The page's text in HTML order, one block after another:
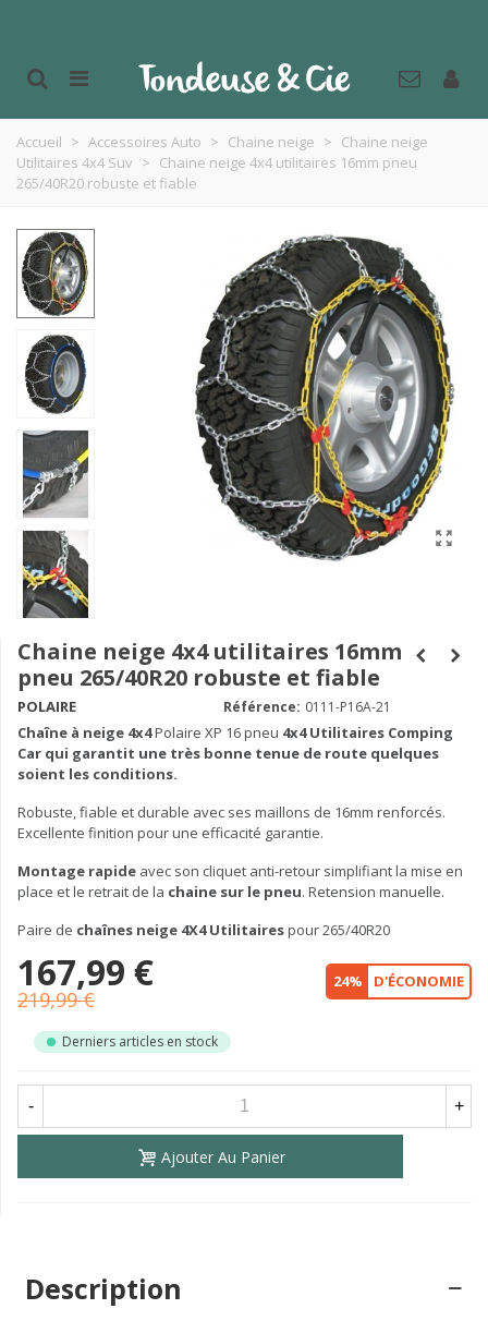
Accueil > Accessoires Auto > Chaine neige > Chaine neige
Utilitaires 4x4 Suv > Chaine neige 4x4 utilitaires 16mm pneu
265/40R20 robuste et fiable
Chaine neige 4x4 utilitaires 16mm
pneu 265/40R20 robuste et fiable
POLAIRE Référence: 0111-P16A-21
Chaîne à neige 4x4Polaire XP 16 pneu 4x4 Utilitaires Comping
Car qui garantit une très bonne tenue de route quelques
soient les conditions.
Robuste, fiable et durable avec ses maillons de 16mm renforcés.
Excellente finition pour une efficacité garantie.
Montage rapide avec son cliquet anti-retour simplifiant la mise en
place et le retrait de la chaine sur le pneu. Retension manuelle.
Paire de chaînes neige 4X4 Utilitairespour 265/40R20
167,99 €
219,99 €
24% D'ÉCONOMIE
Derniers articles en stock
- +
Ajouter Au Panier
Description